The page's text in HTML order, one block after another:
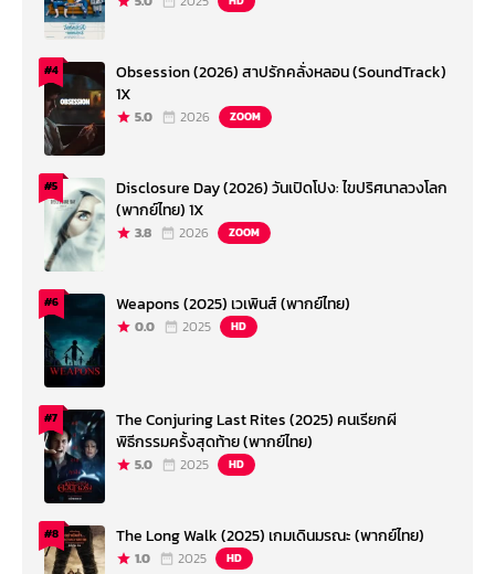
#4
Obsession (2026) สาปรักคลั่งหลอน (SoundTrack)
1X
5.0 2026 ZOOM
#5
Disclosure Day (2026) วันเปิดโปง: ไขปริศนาลวงโลก
(พากย์ไทย) 1X
3.8 2026 ZOOM
#6 Weapons (2025) เวเพินส์ (พากย์ไทย)
0.0 2025 HD
#7
The Conjuring Last Rites (2025) คนเรียกผี
พิธีกรรมครั้งสุดท้าย (พากย์ไทย)
5.0 2025 HD
#8 The Long Walk (2025) เกมเดินมรณะ (พากย์ไทย)
1.0 2025 HD